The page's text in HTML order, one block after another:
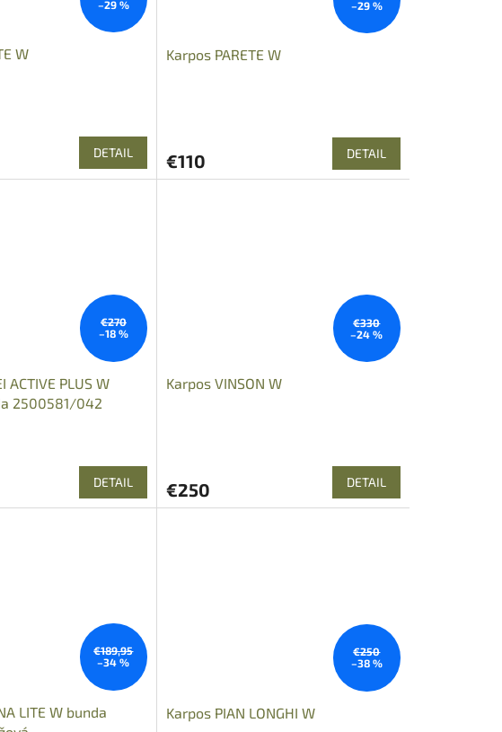
–29 %
W
DETAIL
–29 %
Karpos PARETE W
€110 DETAIL
€270
–18 %
ACTIVE PLUS W
2500581/042
DETAIL
€330
–24 %
Karpos VINSON W
€250 DETAIL
€189,95
–34 %
LITE W bunda
€250
–38 %
Karpos PIAN LONGHI W